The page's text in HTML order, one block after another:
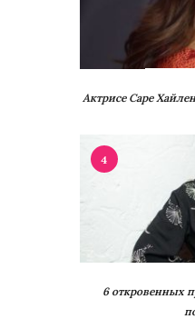
Актрисе Саре
4
6 откровенных